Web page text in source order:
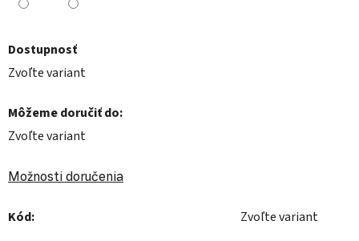
Dostupnosť
Zvoľte variant
Môžeme doručiť do:
Zvoľte variant
Možnosti doručenia
Kód: Zvoľte variant